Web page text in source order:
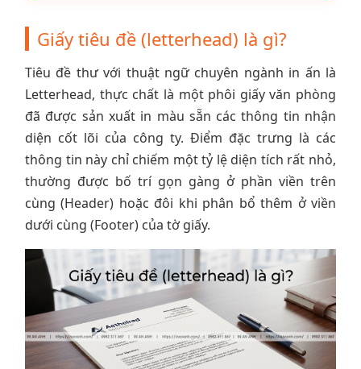
Giấy tiêu đề (letterhead) là gì?
Tiêu đề thư với thuật ngữ chuyên ngành in ấn là
Letterhead, thực chất là một phôi giấy văn phòng
đã được sản xuất in màu sẵn các thông tin nhận
diện cốt lõi của công ty. Điểm đặc trưng là các
thông tin này chỉ chiếm một tỷ lệ diện tích rất nhỏ,
thường được bố trí gọn gàng ở phần viền trên
cùng (Header) hoặc đôi khi phân bổ thêm ở viền
dưới cùng (Footer) của tờ giấy.